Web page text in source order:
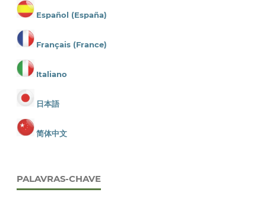
Español (España)
Français (France)
Italiano
日本語
简体中文
PALAVRAS-CHAVE